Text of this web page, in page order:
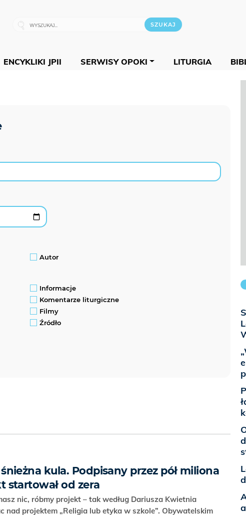
ENCYKLIKI JPII SERWISY OPOKI LITURGIA
Autor
Informacje
Komentarze liturgiczne
Filmy
Źródło
kula. Podpisany przez pół miliona
startował od zera
nic, róbmy projekt – tak według Dariusza Kwietnia
nad projektem „Religia lub etyka w szkole”. Obywatelskim